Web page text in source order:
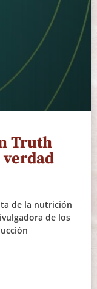
Truth
de la nutrición
de los